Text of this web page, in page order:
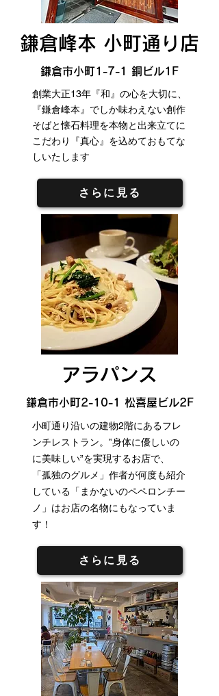
鎌倉峰本 小町通り店
鎌倉市小町1-7-1 銅ビル1F
創業大正13年『和』の心を大切に、
『鎌倉峰本』でしか味わえない創作
そばと懐石料理を本物と出来立てに
こだわり『真心』を込めておもてな
しいたします
さらに見る
アラパンス
鎌倉市小町2-10-1 松喜屋ビル2F
小町通り沿いの建物2階にあるフレ
ンチレストラン。‟身体に優しいの
に美味しい”を実現するお店で、
「孤独のグルメ」作者が何度も紹介
している「まかないのペペロンチー
ノ」はお店の名物にもなっていま
す！
さらに見る